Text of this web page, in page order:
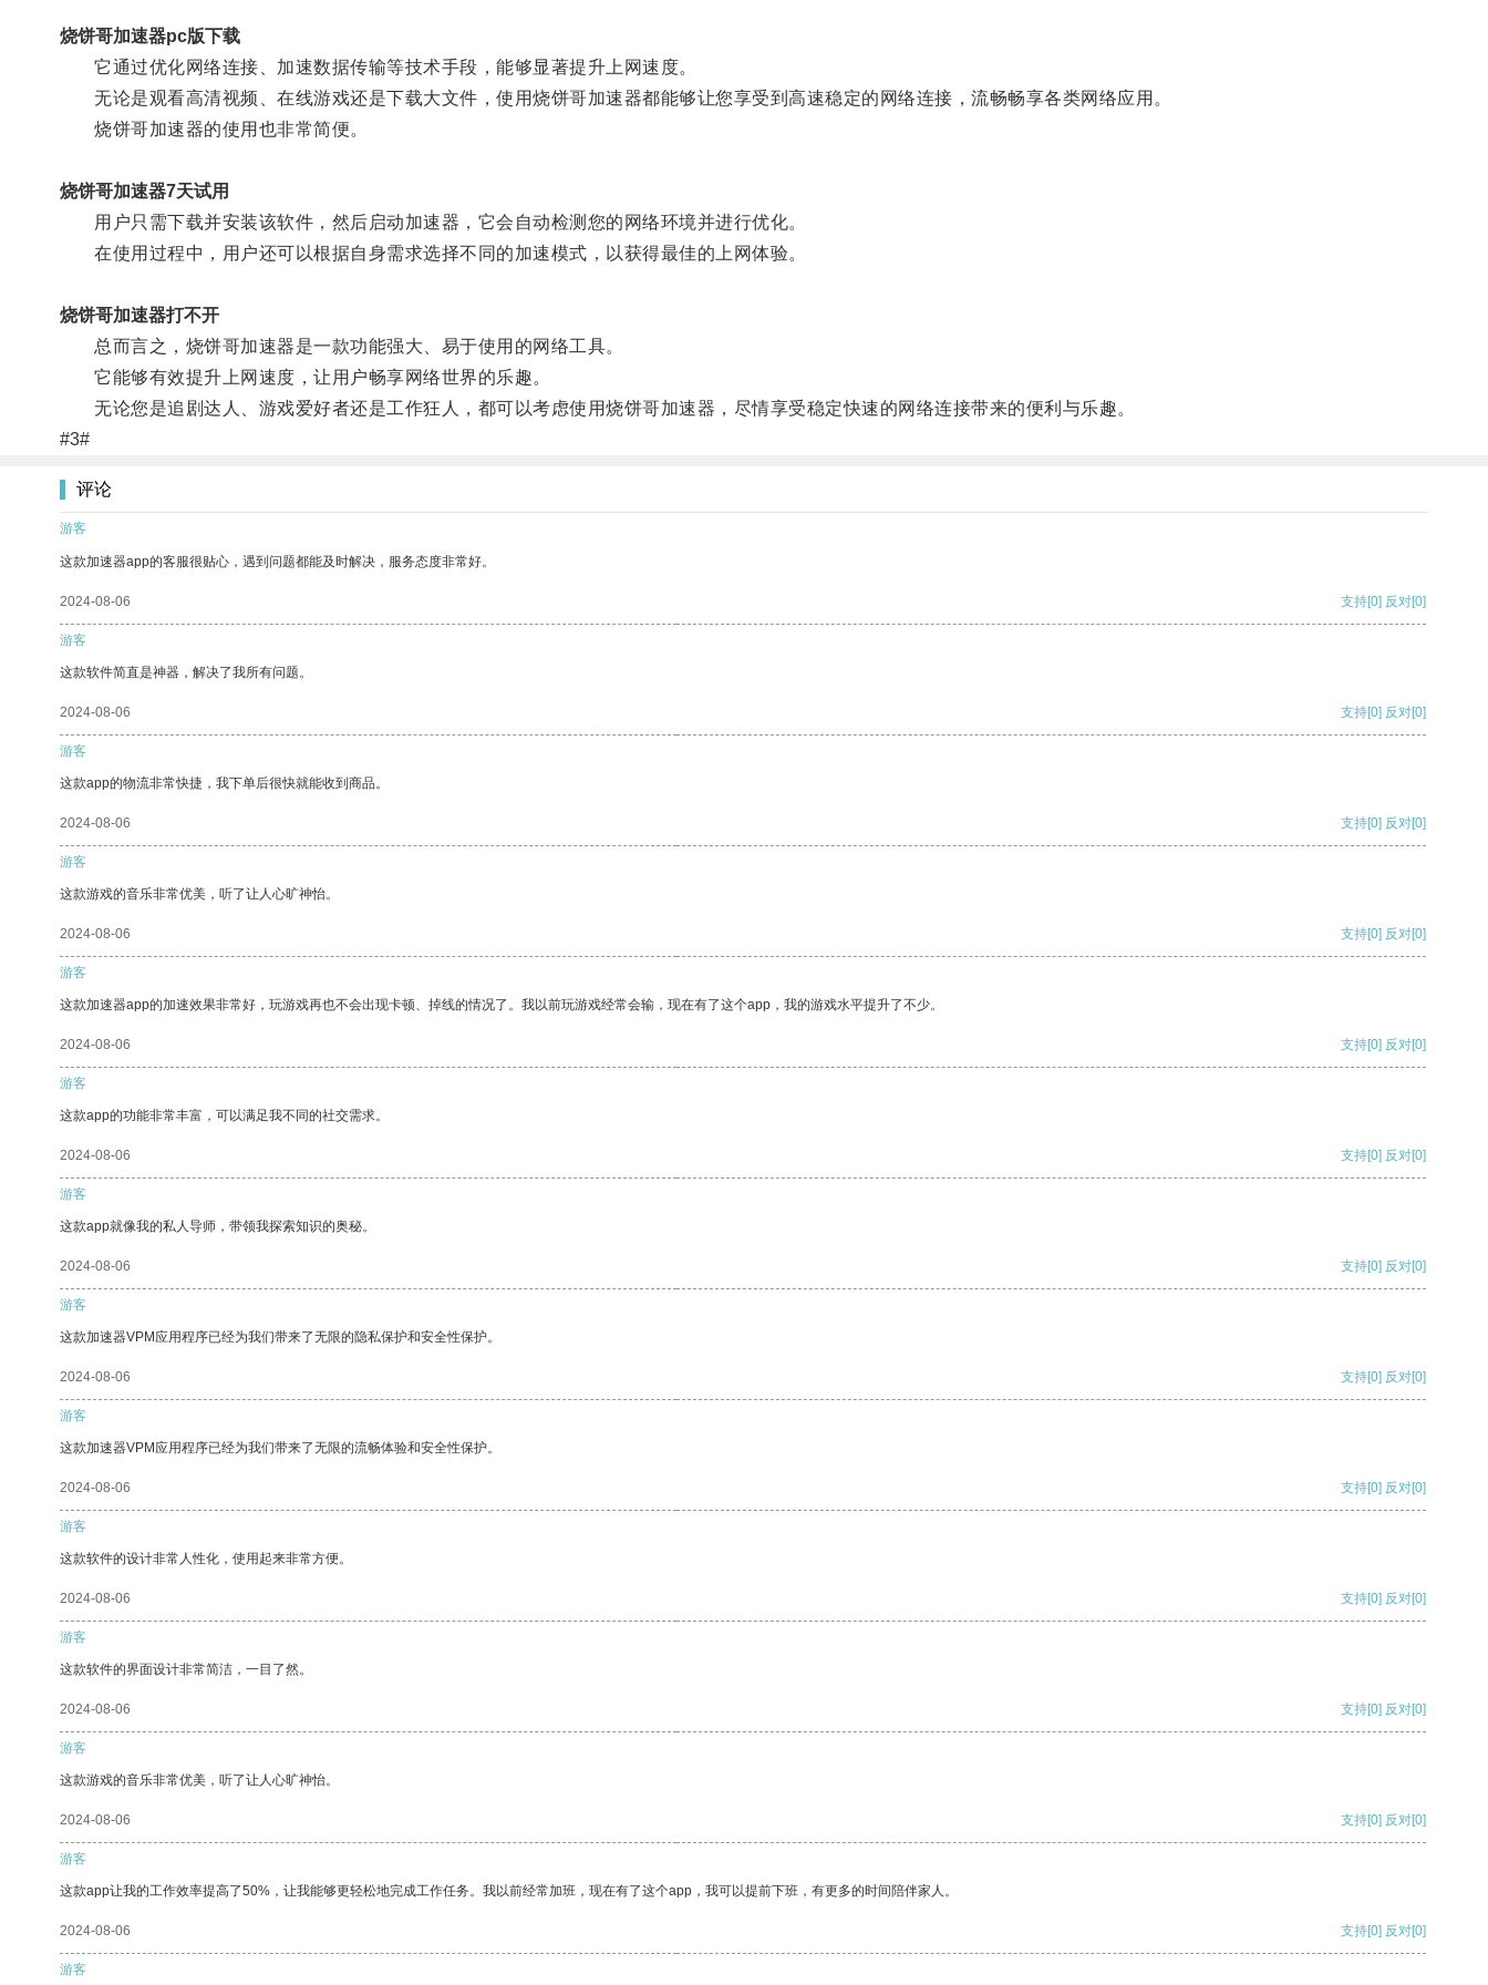
烧饼哥加速器pc版下载
它通过优化网络连接、加速数据传输等技术手段，能够显著提升上网速度。
无论是观看高清视频、在线游戏还是下载大文件，使用烧饼哥加速器都能够让您享受到高速稳定的网络连接，流畅畅享各类网络应用。
烧饼哥加速器的使用也非常简便。
烧饼哥加速器7天试用
用户只需下载并安装该软件，然后启动加速器，它会自动检测您的网络环境并进行优化。
在使用过程中，用户还可以根据自身需求选择不同的加速模式，以获得最佳的上网体验。
烧饼哥加速器打不开
总而言之，烧饼哥加速器是一款功能强大、易于使用的网络工具。
它能够有效提升上网速度，让用户畅享网络世界的乐趣。
无论您是追剧达人、游戏爱好者还是工作狂人，都可以考虑使用烧饼哥加速器，尽情享受稳定快速的网络连接带来的便利与乐趣。
#3#
评论
游客
这款加速器app的客服很贴心，遇到问题都能及时解决，服务态度非常好。
2024-08-06 支持[0] 反对[0]
游客
这款软件简直是神器，解决了我所有问题。
2024-08-06 支持[0] 反对[0]
游客
这款app的物流非常快捷，我下单后很快就能收到商品。
2024-08-06 支持[0] 反对[0]
游客
这款游戏的音乐非常优美，听了让人心旷神怡。
2024-08-06 支持[0] 反对[0]
游客
这款加速器app的加速效果非常好，玩游戏再也不会出现卡顿、掉线的情况了。我以前玩游戏经常会输，现在有了这个app，我的游戏水平提升了不少。
2024-08-06 支持[0] 反对[0]
游客
这款app的功能非常丰富，可以满足我不同的社交需求。
2024-08-06 支持[0] 反对[0]
游客
这款app就像我的私人导师，带领我探索知识的奥秘。
2024-08-06 支持[0] 反对[0]
游客
这款加速器VPM应用程序已经为我们带来了无限的隐私保护和安全性保护。
2024-08-06 支持[0] 反对[0]
游客
这款加速器VPM应用程序已经为我们带来了无限的流畅体验和安全性保护。
2024-08-06 支持[0] 反对[0]
游客
这款软件的设计非常人性化，使用起来非常方便。
2024-08-06 支持[0] 反对[0]
游客
这款软件的界面设计非常简洁，一目了然。
2024-08-06 支持[0] 反对[0]
游客
这款游戏的音乐非常优美，听了让人心旷神怡。
2024-08-06 支持[0] 反对[0]
游客
这款app让我的工作效率提高了50%，让我能够更轻松地完成工作任务。我以前经常加班，现在有了这个app，我可以提前下班，有更多的时间陪伴家人。
2024-08-06 支持[0] 反对[0]
游客